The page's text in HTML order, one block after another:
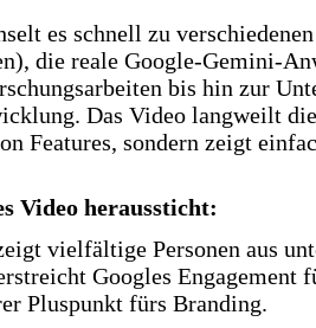
es schnell zu
die reale Google-Gemini-
bis hin zur
Das Video langweilt
Features, sondern zeigt
Video heraussticht:
vielfältige Personen aus
Googles
Pluspunkt fürs Branding.